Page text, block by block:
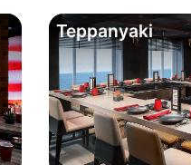
Teppanyaki